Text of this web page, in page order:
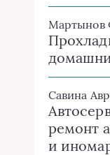
Мартынов
Савина
ремонт
и